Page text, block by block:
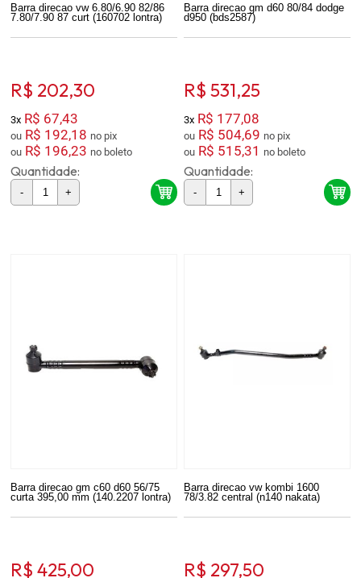
Barra direcao vw 6.80/6.90 82/86
7.80/7.90 87 curt (160702 lontra)
R$ 202,30
3x R$ 67,43
ou R$ 192,18
no pix
ou R$ 196,23 no boleto
Quantidade:
- +
Barra direcao gm d60 80/84 dodge
d950 (bds2587)
R$ 531,25
3x R$ 177,08
ou R$ 504,69
no pix
ou R$ 515,31 no boleto
Quantidade:
- +
Barra direcao gm c60 d60 56/75
curta 395,00 mm (140.2207 lontra)
R$ 425,00
Barra direcao vw kombi 1600
78/3.82 central (n140 nakata)
R$ 297,50